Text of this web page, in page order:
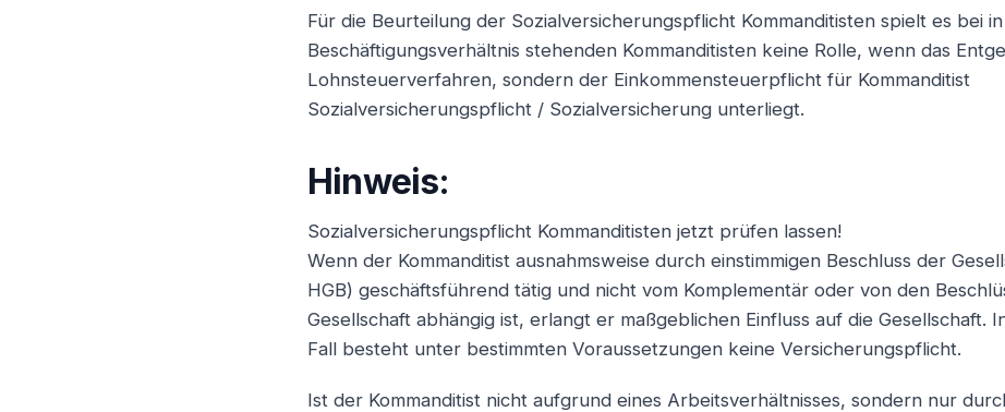
Für die Beurteilung der Sozialversicherungspflicht Kommanditisten spielt es bei
Beschäftigungsverhältnis stehenden Kommanditisten keine Rolle, wenn das
Lohnsteuerverfahren, sondern der Einkommensteuerpflicht für Kommanditist
Sozialversicherungspflicht / Sozialversicherung unterliegt.
Hinweis:
Sozialversicherungspflicht Kommanditisten jetzt prüfen lassen!
Wenn der Kommanditist ausnahmsweise durch einstimmigen Beschluss der
HGB) geschäftsführend tätig und nicht vom Komplementär oder von den
Gesellschaft abhängig ist, erlangt er maßgeblichen Einfluss auf die Gesellschaft.
Fall besteht unter bestimmten Voraussetzungen keine Versicherungspflicht.
Ist der Kommanditist nicht aufgrund eines Arbeitsverhältnisses, sondern nur